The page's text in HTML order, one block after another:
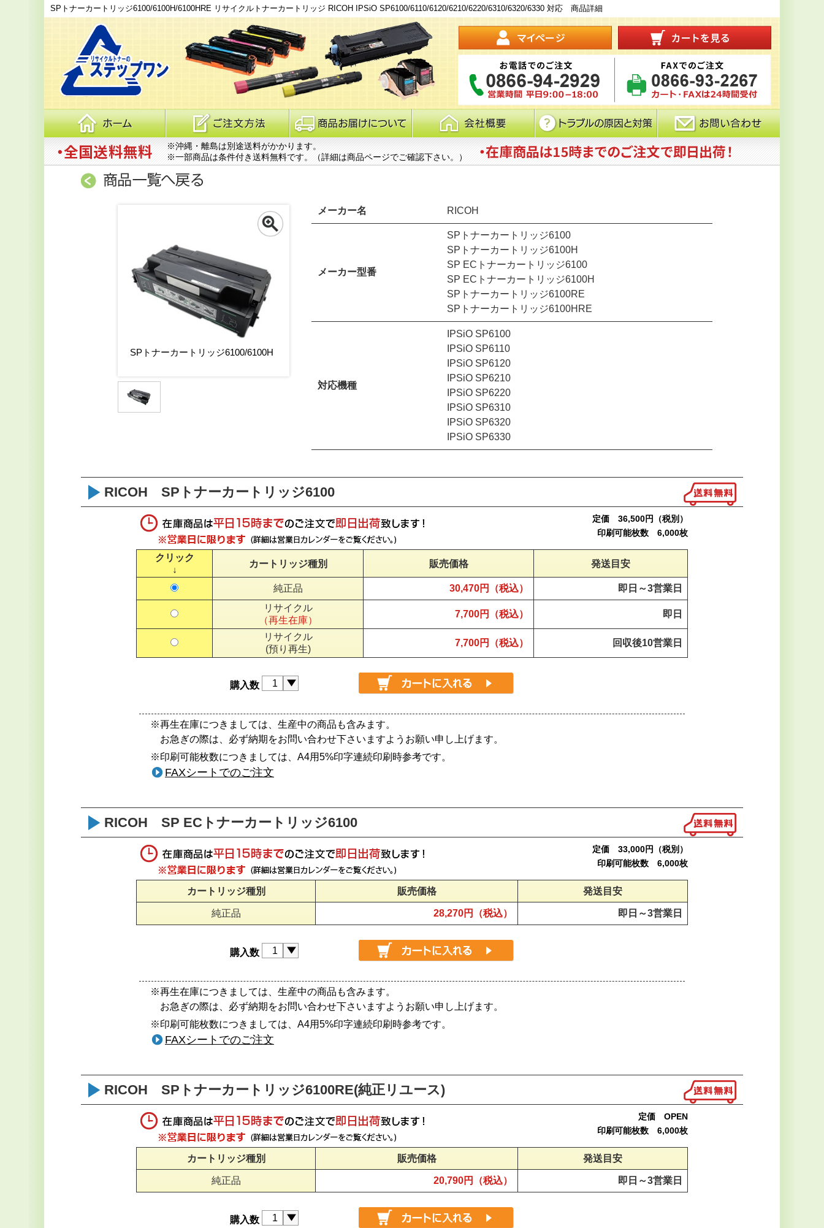
SPトナーカートリッジ6100/6100H/6100HRE リサイクルトナーカートリッジ RICOH IPSiO SP6100/6110/6120/6210/6220/6310/6320/6330 対応 商品詳細
※沖縄・離島は別途送料がかかります。
※一部商品は条件付き送料無料です。（詳細は商品ページでご確認下さい。）
SPトナーカートリッジ6100/6100H
メーカー名 RICOH
メーカー型番
SPトナーカートリッジ6100
SPトナーカートリッジ6100H
SP ECトナーカートリッジ6100
SP ECトナーカートリッジ6100H
SPトナーカートリッジ6100RE
SPトナーカートリッジ6100HRE
対応機種
IPSiO SP6100
IPSiO SP6110
IPSiO SP6120
IPSiO SP6210
IPSiO SP6220
IPSiO SP6310
IPSiO SP6320
IPSiO SP6330
RICOH SPトナーカートリッジ6100
定価 36,500円（税別）
印刷可能枚数 6,000枚
クリック
↓
カートリッジ種別 販売価格 発送目安
純正品 30,470円（税込） 即日～3営業日
リサイクル
（再生在庫）
7,700円（税込） 即日
リサイクル
(預り再生)
7,700円（税込） 回収後10営業日
購入数
※再生在庫につきましては、生産中の商品も含みます。
お急ぎの際は、必ず納期をお問い合わせ下さいますようお願い申し上げます。
※印刷可能枚数につきましては、A4用5%印字連続印刷時参考です。
FAXシートでのご注文
RICOH SP ECトナーカートリッジ6100
定価 33,000円（税別）
印刷可能枚数 6,000枚
カートリッジ種別 販売価格 発送目安
純正品 28,270円（税込） 即日～3営業日
購入数
※再生在庫につきましては、生産中の商品も含みます。
お急ぎの際は、必ず納期をお問い合わせ下さいますようお願い申し上げます。
※印刷可能枚数につきましては、A4用5%印字連続印刷時参考です。
FAXシートでのご注文
RICOH SPトナーカートリッジ6100RE(純正リユース)
定価 OPEN
印刷可能枚数 6,000枚
カートリッジ種別 販売価格 発送目安
純正品 20,790円（税込） 即日～3営業日
購入数